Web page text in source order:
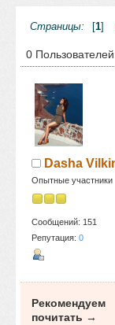
Страницы: 1
0
Dasha
Опытные участники
Сообщений: 151
Репутация: 0
Рекомендуем
почитать →